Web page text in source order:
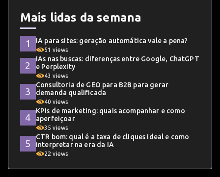
Mais lidas da semana
IA para sites: geração automática vale a pena?
51 views
IAs nas buscas: diferenças entre Google, ChatGPT
e Perplexity
43 views
Consultoria de GEO para B2B para gerar
demanda qualificada
40 views
KPIs de marketing: quais acompanhar e como
aperfeiçoar
35 views
CTR bom: qual é a taxa de cliques ideal e como
interpretar na era da IA
22 views